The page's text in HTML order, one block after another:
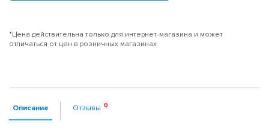
*Цена действительна только для интернет-магазина и может
отличаться от цен в розничных магазинах
Описание Отзывы